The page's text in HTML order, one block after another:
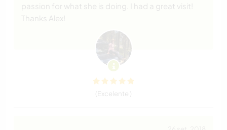
passion for what she is doing. I had a great visit!
Thanks Alex!
(Excelente )